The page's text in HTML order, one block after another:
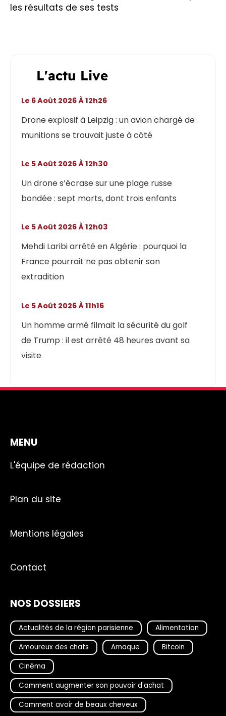
les résultats de ses tests
L'actu Live
Drone explosif à Leipzig : un avion chargé de
munitions se trouvait juste à côté
Le 6 Août 2026 À 12h26
Un drone s’écrase sur une plage russe
bondée : sept morts, dont trois enfants
Le 5 Août 2026 À 12h30
Mehdi Laribi arrêté en Algérie : pourquoi la
France pourrait ne pas obtenir son
extradition
Le 5 Août 2026 À 12h03
Un homme armé filmait la sécurité du golf
de Trump : il est arrêté 48 heures avant sa
visite
Le 5 Août 2026 À 11h16
MENU
L'équipe de rédaction
Plan du site
Mentions légales
Contact
NOS DOSSIERS
Actualités de la région parisienne
Alimentation
Amoureux des chats
Arnaque
Bitcoin
Cinéma
Comment augmenter son pouvoir d'achat
Comment avoir de beaux cheveux